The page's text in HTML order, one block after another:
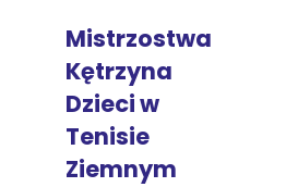
Mistrzostwa
Kętrzyna
Dzieci w
Tenisie
Ziemnym